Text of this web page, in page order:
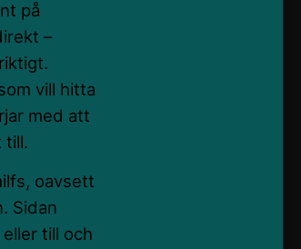
på
–
vill hitta
med att
till.
oavsett
Sidan
till och